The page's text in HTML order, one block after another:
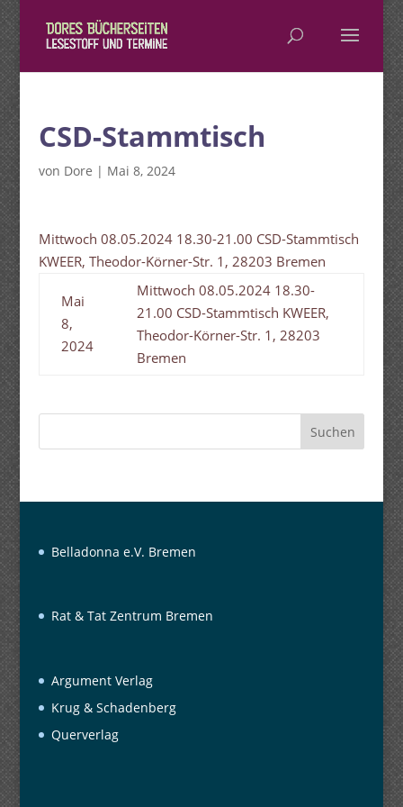
CSD-Stammtisch
von Dore | Mai 8, 2024
Mittwoch 08.05.2024 18.30-21.00 CSD-Stammtisch
KWEER, Theodor-Körner-Str. 1, 28203 Bremen
Mai
8,
2024
Mittwoch 08.05.2024 18.30-
21.00 CSD-Stammtisch KWEER,
Theodor-Körner-Str. 1, 28203
Bremen
Suchen
Belladonna e.V. Bremen
Rat & Tat Zentrum Bremen
Argument Verlag
Krug & Schadenberg
Querverlag